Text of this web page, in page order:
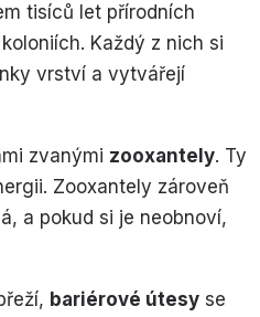
tisíců let přírodních
Každý z nich si
vrství a vytvářejí
zvanými zooxantely. Ty
Zooxantely zároveň
a pokud si je neobnoví,
bariérové útesy se